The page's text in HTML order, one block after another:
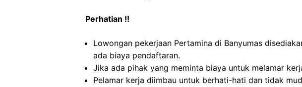
Perhatian !!
Lowongan pekerjaan Pertamina di Banyumas
ada biaya pendaftaran.
Jika ada pihak yang meminta biaya untuk melamar
Pelamar kerja diimbau untuk berhati-hati dan tidak